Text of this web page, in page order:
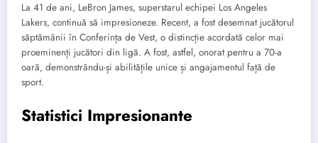
La 41 de ani, LeBron James, superstarul echipei Los Angeles
Lakers, continuă să impresioneze. Recent, a fost desemnat jucătorul
săptămânii în Conferința de Vest, o distincție acordată celor mai
proeminenți jucători din ligă. A fost, astfel, onorat pentru a 70-a
oară, demonstrându-și abilitățile unice și angajamentul față de
sport.
Statistici Impresionante